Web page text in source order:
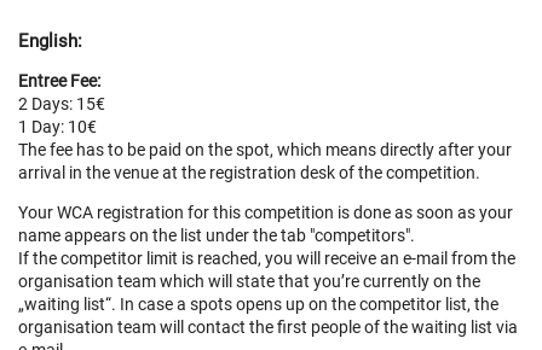
English:
Entree Fee:
2 Days: 15€
1 Day: 10€
The fee has to be paid on the spot, which means directly after your
arrival in the venue at the registration desk of the competition.
Your WCA registration for this competition is done as soon as your
name appears on the list under the tab "competitors".
If the competitor limit is reached, you will receive an e-mail from the
organisation team which will state that you’re currently on the
„waiting list“. In case a spots opens up on the competitor list, the
organisation team will contact the first people of the waiting list via